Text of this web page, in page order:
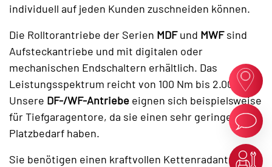
individuell auf jeden Kunden zuschneiden können.
Die Rolltorantriebe der Serien MDFund MWFsind
Aufsteckantriebe und mit digitalen oder
mechanischen Endschaltern erhältlich. Das
Leistungsspektrum reicht von 100 Nm bis 2.000 Nm.
Unsere DF-/WF-Antriebe eignen sich beispielsweise
für Tiefgaragentore, da sie einen sehr geringen
Platzbedarf haben.
Sie benötigen einen kraftvollen Kettenradantrieb